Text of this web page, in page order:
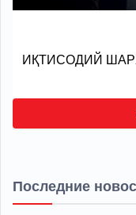
ИҚТИСОДИЙ
Последние